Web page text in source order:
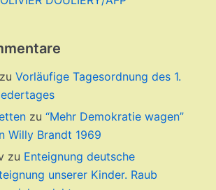
zu Vorläufige Tagesordnung des 1.
zu “Mehr Demokratie wagen”
Willy Brandt 1969
zu Enteignung deutsche
unserer Kinder. Raub